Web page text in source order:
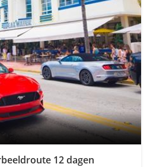
12 dagen